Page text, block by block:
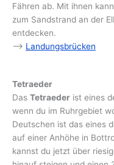
Fähren ab. Mit ihnen
zum Sandstrand an der
entdecken.
–> Landungsbrücken
Tetraeder
Das Tetraeder ist eines
wenn du im Ruhrgebiet
Deutschen ist das eines
auf einer Anhöhe in
kannst du jetzt über